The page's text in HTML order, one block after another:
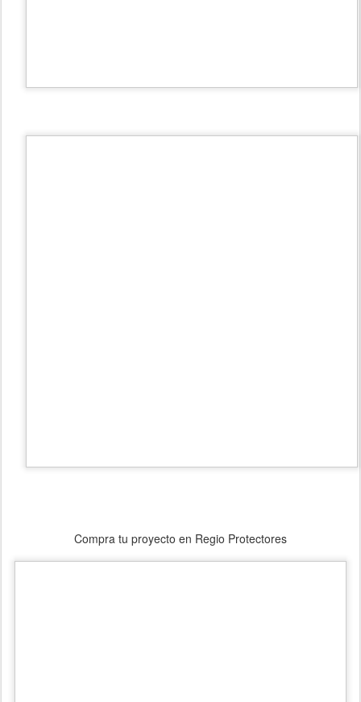
Compra tu proyecto en Regio Protectores